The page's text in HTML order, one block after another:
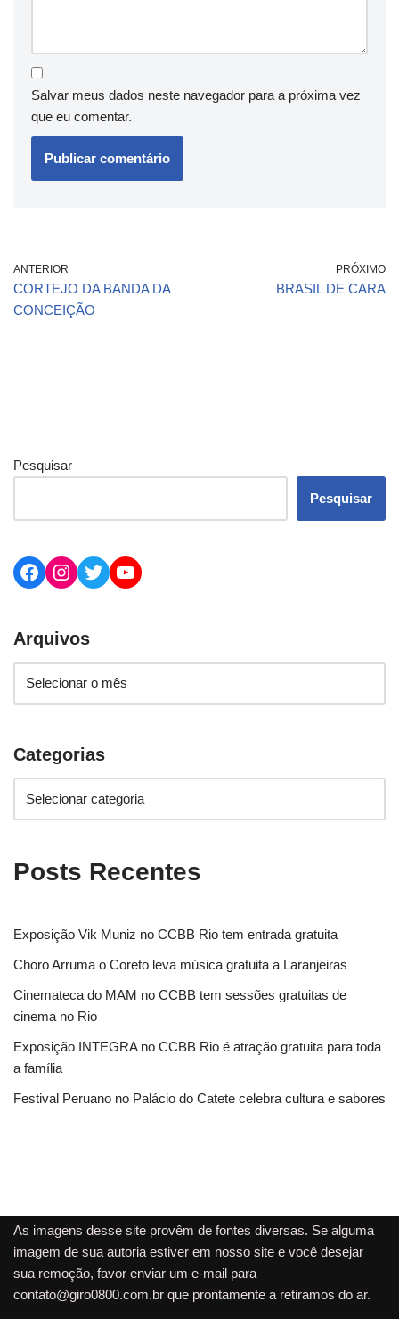
Salvar meus dados neste navegador para a próxima vez
que eu comentar.
ANTERIOR
CORTEJO DA BANDA DA
CONCEIÇÃO
PRÓXIMO
BRASIL DE CARA
Pesquisar
Pesquisar
Arquivos
Categorias
Posts Recentes
Exposição Vik Muniz no CCBB Rio tem entrada gratuita
Choro Arruma o Coreto leva música gratuita a Laranjeiras
Cinemateca do MAM no CCBB tem sessões gratuitas de
cinema no Rio
Exposição INTEGRA no CCBB Rio é atração gratuita para toda
a família
Festival Peruano no Palácio do Catete celebra cultura e sabores
As imagens desse site provêm de fontes diversas. Se alguma
imagem de sua autoria estiver em nosso site e você desejar
sua remoção, favor enviar um e-mail para
contato@giro0800.com.br que prontamente a retiramos do ar.